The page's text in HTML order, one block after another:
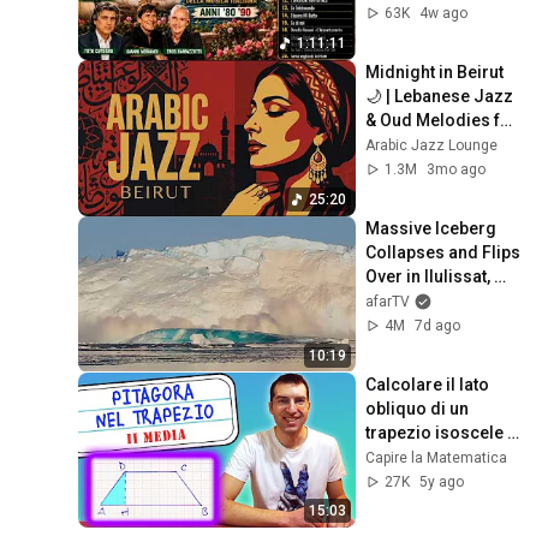
1:11:11
DELLA MUSICA
63K
4w ago
25:20
Midnight in Beirut
🌙 | Lebanese Jazz
& Oud Melodies for
Relaxation & Deep
Focus
Arabic Jazz Lounge
1.3M
3mo ago
10:19
Massive Iceberg
Collapses and Flips
Over in Ilulissat,
Greenland | Full
Event in 4K! (July
afarTV
4M
7d ago
15:03
Calcolare il lato
obliquo di un
trapezio isoscele
con Pitagora - 2ᵃ
Media [Tutorial per
Capire la Matematica
27K 5y ago